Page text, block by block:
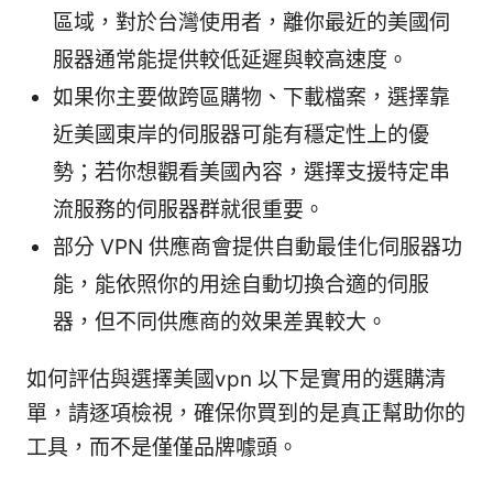
區域，對於台灣使用者，離你最近的美國伺
服器通常能提供較低延遲與較高速度。
如果你主要做跨區購物、下載檔案，選擇靠
近美國東岸的伺服器可能有穩定性上的優
勢；若你想觀看美國內容，選擇支援特定串
流服務的伺服器群就很重要。
部分 VPN 供應商會提供自動最佳化伺服器功
能，能依照你的用途自動切換合適的伺服
器，但不同供應商的效果差異較大。
如何評估與選擇美國vpn 以下是實用的選購清
單，請逐項檢視，確保你買到的是真正幫助你的
工具，而不是僅僅品牌噱頭。